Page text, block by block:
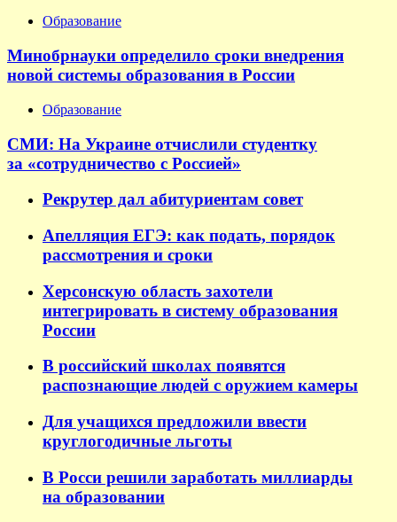
Образование
Минобрнауки определило сроки внедрения
новой системы образования в России
Образование
СМИ: На Украине отчислили студентку
за «сотрудничество с Россией»
Рекрутер дал абитуриентам совет
Апелляция ЕГЭ: как подать, порядок
рассмотрения и сроки
Херсонскую область захотели
интегрировать в систему образования
России
В российский школах появятся
распознающие людей с оружием камеры
Для учащихся предложили ввести
круглогодичные льготы
В Росси решили заработать миллиарды
на образовании